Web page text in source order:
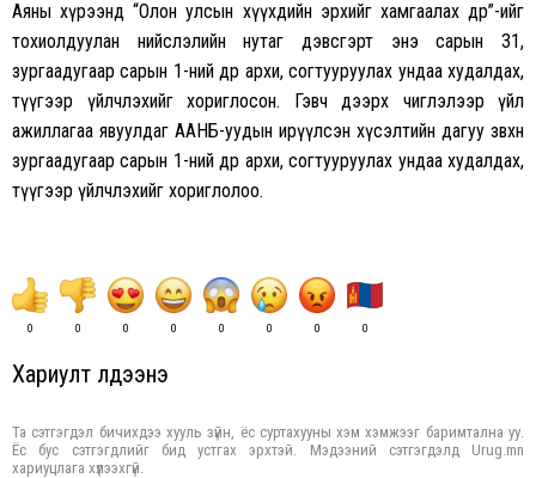
Аяны хүрээнд “Олон улсын хүүхдийн эрхийг хамгаалах өдөр”-ийг
тохиолдуулан нийслэлийн нутаг дэвсгэрт энэ сарын 31,
зургаадугаар сарын 1-ний өдөр архи, согтууруулах ундаа худалдах,
түүгээр үйлчлэхийг хориглосон. Гэвч дээрх чиглэлээр үйл
ажиллагаа явуулдаг ААНБ-уудын ирүүлсэн хүсэлтийн дагуу зөвхөн
зургаадугаар сарын 1-ний өдөр архи, согтууруулах ундаа худалдах,
түүгээр үйлчлэхийг хориглолоо.
0 0 0 0 0 0 0 0
Хариулт үлдээнэ үү
Та сэтгэгдэл бичихдээ хууль зүйн, ёс суртахууны хэм хэмжээг баримтална уу.
Ёс бус сэтгэгдлийг бид устгах эрхтэй. Мэдээний сэтгэгдэлд Urug.mn
хариуцлага хүлээхгүй.